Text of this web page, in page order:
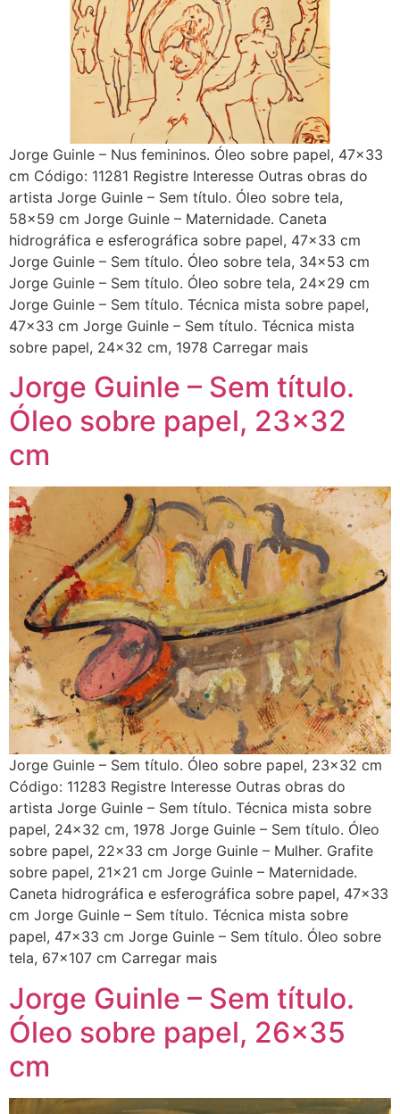
Jorge Guinle – Nus femininos. Óleo sobre papel, 47×33
cm Código: 11281 Registre Interesse Outras obras do
artista Jorge Guinle – Sem título. Óleo sobre tela,
58×59 cm Jorge Guinle – Maternidade. Caneta
hidrográfica e esferográfica sobre papel, 47×33 cm
Jorge Guinle – Sem título. Óleo sobre tela, 34×53 cm
Jorge Guinle – Sem título. Óleo sobre tela, 24×29 cm
Jorge Guinle – Sem título. Técnica mista sobre papel,
47×33 cm Jorge Guinle – Sem título. Técnica mista
sobre papel, 24×32 cm, 1978 Carregar mais
Jorge Guinle – Sem título.
Óleo sobre papel, 23×32
cm
Jorge Guinle – Sem título. Óleo sobre papel, 23×32 cm
Código: 11283 Registre Interesse Outras obras do
artista Jorge Guinle – Sem título. Técnica mista sobre
papel, 24×32 cm, 1978 Jorge Guinle – Sem título. Óleo
sobre papel, 22×33 cm Jorge Guinle – Mulher. Grafite
sobre papel, 21×21 cm Jorge Guinle – Maternidade.
Caneta hidrográfica e esferográfica sobre papel, 47×33
cm Jorge Guinle – Sem título. Técnica mista sobre
papel, 47×33 cm Jorge Guinle – Sem título. Óleo sobre
tela, 67×107 cm Carregar mais
Jorge Guinle – Sem título.
Óleo sobre papel, 26×35
cm